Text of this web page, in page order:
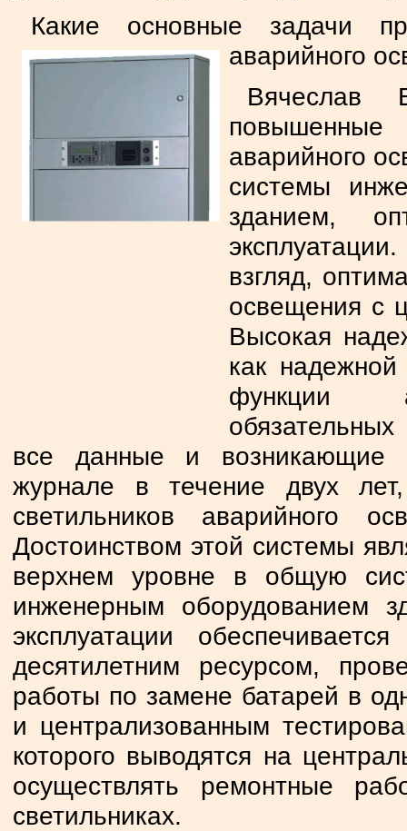
Какие основные задачи
аварийного
Вячеслав
повышенные
аварийного
системы
зданием,
взгляд,
освещения с
Высокая
как
функции
все данные и возникающие
журнале в течение двух
светильников аварийного
Достоинством этой системы
верхнем уровне в общую
инженерным оборудованием
эксплуатации
десятилетним ресурсом,
работы по замене батарей в
и централизованным
которого выводятся на
осуществлять ремонтные
светильниках.